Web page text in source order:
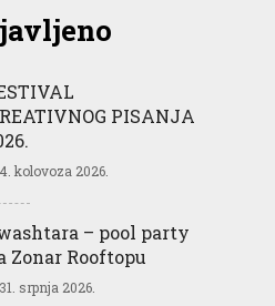
PISANJA
kolovoza 2026.
– pool party
Zonar Rooftopu
srpnja 2026.